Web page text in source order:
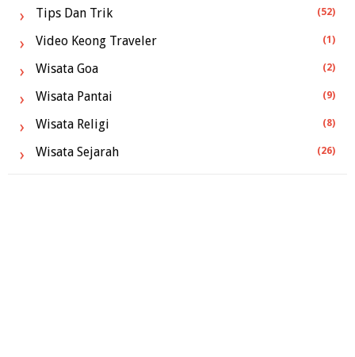
Tips Dan Trik (52)
Video Keong Traveler (1)
Wisata Goa (2)
Wisata Pantai (9)
Wisata Religi (8)
Wisata Sejarah (26)